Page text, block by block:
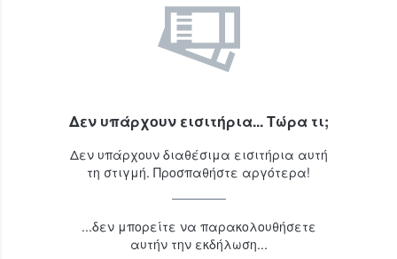
Δεν υπάρχουν εισιτήρια... Τώρα τι;
Δεν υπάρχουν διαθέσιμα εισιτήρια αυτή
τη στιγμή. Προσπαθήστε αργότερα!
...δεν μπορείτε να παρακολουθήσετε
αυτήν την εκδήλωση...